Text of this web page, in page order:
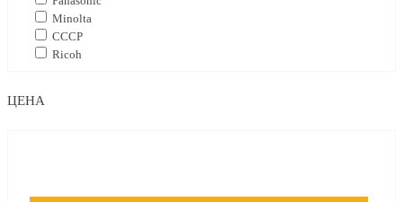
Minolta
СССР
Ricoh
ЦЕНА